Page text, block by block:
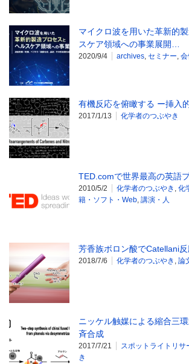
マイクロ波を用いた革新的
スケア領域への事業展開…
2020/9/4 archives セミナー
有機反応を俯瞰する ー挿入
2017/1/13 化学者のつぶやき
TED.comで世界最高の英語
2010/5/2 化学者のつぶやき 化
籍・ソフト・Web 講演・人
芳香族ボロン酸でCatellani
2018/7/6 化学者のつぶやき 論
ニッケル触媒による縮合三
斉合成
2017/7/21 スポットライトリサ
き